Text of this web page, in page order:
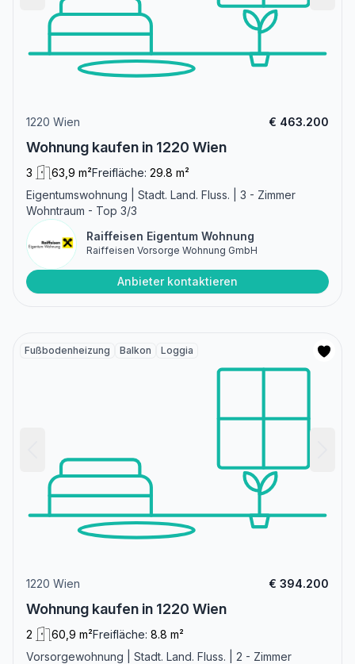
1220 Wien € 463.200
Wohnung kaufen in 1220 Wien
3 63,9 m²Freifläche: 29.8 m²
Eigentumswohnung | Stadt. Land. Fluss. | 3 - Zimmer
Wohntraum - Top 3/3
Raiffeisen Eigentum Wohnung
Raiffeisen Vorsorge Wohnung GmbH
Anbieter kontaktieren
Fußbodenheizung Balkon Loggia
1220 Wien € 394.200
Wohnung kaufen in 1220 Wien
2 60,9 m²Freifläche: 8.8 m²
Vorsorgewohnung | Stadt. Land. Fluss. | 2 - Zimmer